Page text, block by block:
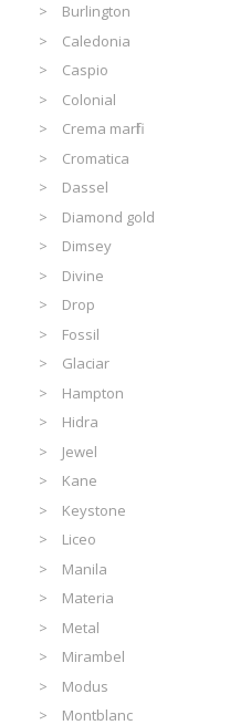
Burlington
Caledonia
Caspio
Colonial
Crema marfil
Cromatica
Dassel
Diamond gold
Dimsey
Divine
Drop
Fossil
Glaciar
Hampton
Hidra
Jewel
Kane
Keystone
Liceo
Manila
Materia
Metal
Mirambel
Modus
Montblanc